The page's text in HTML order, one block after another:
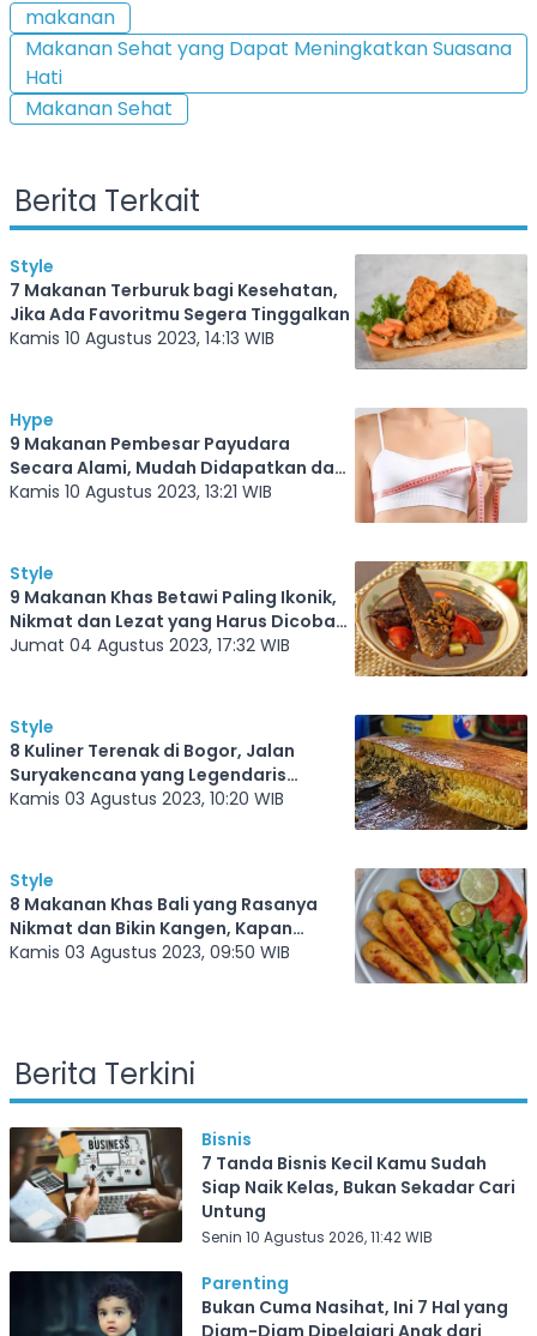
makanan
Makanan Sehat yang Dapat Meningkatkan Suasana
Hati
Makanan Sehat
Berita Terkait
Style
7 Makanan Terburuk bagi Kesehatan,
Jika Ada Favoritmu Segera Tinggalkan
Kamis 10 Agustus 2023, 14:13 WIB
Hype
9 Makanan Pembesar Payudara
Secara Alami, Mudah Didapatkan dan
Enak
Kamis 10 Agustus 2023, 13:21 WIB
Style
9 Makanan Khas Betawi Paling Ikonik,
Nikmat dan Lezat yang Harus Dicoba
Saat di Jakarta
Jumat 04 Agustus 2023, 17:32 WIB
Style
8 Kuliner Terenak di Bogor, Jalan
Suryakencana yang Legendaris
Hadirkan Sajian Makanan Menggoda
Kamis 03 Agustus 2023, 10:20 WIB
Style
8 Makanan Khas Bali yang Rasanya
Nikmat dan Bikin Kangen, Kapan
Liburan ke Bali?
Kamis 03 Agustus 2023, 09:50 WIB
Berita Terkini
Bisnis
7 Tanda Bisnis Kecil Kamu Sudah
Siap Naik Kelas, Bukan Sekadar Cari
Untung
Senin 10 Agustus 2026, 11:42 WIB
Parenting
Bukan Cuma Nasihat, Ini 7 Hal yang